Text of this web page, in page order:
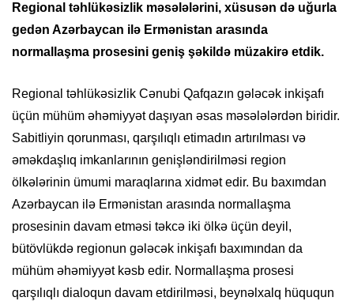
Regional təhlükəsizlik məsələlərini, xüsusən də uğurla
gedən Azərbaycan ilə Ermənistan arasında
normallaşma prosesini geniş şəkildə müzakirə etdik.
Regional təhlükəsizlik Cənubi Qafqazın gələcək inkişafı
üçün mühüm əhəmiyyət daşıyan əsas məsələlərdən biridir.
Sabitliyin qorunması, qarşılıqlı etimadın artırılması və
əməkdaşlıq imkanlarının genişləndirilməsi region
ölkələrinin ümumi maraqlarına xidmət edir. Bu baxımdan
Azərbaycan ilə Ermənistan arasında normallaşma
prosesinin davam etməsi təkcə iki ölkə üçün deyil,
bütövlükdə regionun gələcək inkişafı baxımından da
mühüm əhəmiyyət kəsb edir. Normallaşma prosesi
qarşılıqlı dialoqun davam etdirilməsi, beynəlxalq hüququn